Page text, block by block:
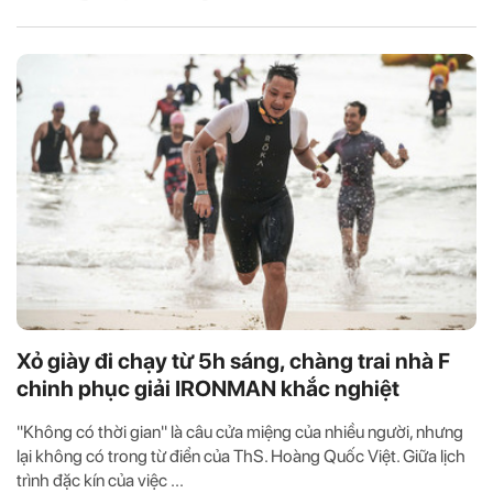
Xỏ giày đi chạy từ 5h sáng, chàng trai nhà F
chinh phục giải IRONMAN khắc nghiệt
"Không có thời gian" là câu cửa miệng của nhiều người, nhưng
lại không có trong từ điển của ThS. Hoàng Quốc Việt. Giữa lịch
trình đặc kín của việc ...